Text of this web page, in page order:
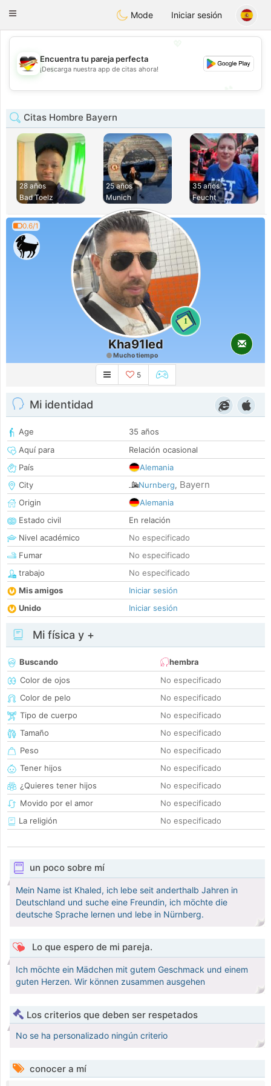
DeutschDating
Toggle
Mode Iniciar sesión
💖
💕
Encuentra tu pareja perfecta
¡Descarga nuestra app de citas ahora!
Citas Hombre Bayern
28 años
Bad Toelz
25 años
Munich
35 años
Feucht
0.6/1
1
Kha91led
Mucho tiempo
5
Mi identidad
Age
35 años
Aquí para
Relación ocasional
País
Alemania
City
Nurnberg, Bayern
Origin
Alemania
Estado civil
En relación
Nivel académico
No especificado
Fumar
No especificado
trabajo
No especificado
Mis amigos
Iniciar sesión
Unido
Iniciar sesión
Mi física y +
Buscando
hembra
Color de ojos
No especificado
Color de pelo
No especificado
Tipo de cuerpo
No especificado
Tamaño
No especificado
Peso
No especificado
Tener hijos
No especificado
¿Quieres tener hijos
No especificado
Movido por el amor
No especificado
La religión
No especificado
un poco sobre mí
Mein Name ist Khaled, ich lebe seit anderthalb Jahren in
Deutschland und suche eine Freundin, ich möchte die
deutsche Sprache lernen und lebe in Nürnberg.
Lo que espero de mi pareja.
Ich möchte ein Mädchen mit gutem Geschmack und einem
guten Herzen. Wir können zusammen ausgehen
Los criterios que deben ser respetados
No se ha personalizado ningún criterio
conocer a mí